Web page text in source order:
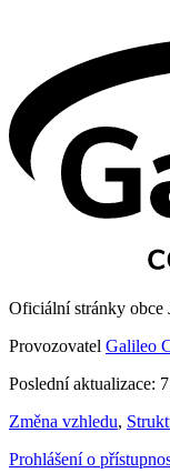
Oficiální stránky obce
Provozovatel Galileo
Poslední aktualizace:
Změna vzhledu,
Prohlášení o